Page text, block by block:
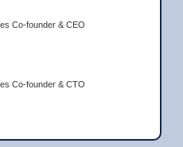
Co-founder & CEO
Co-founder & CTO